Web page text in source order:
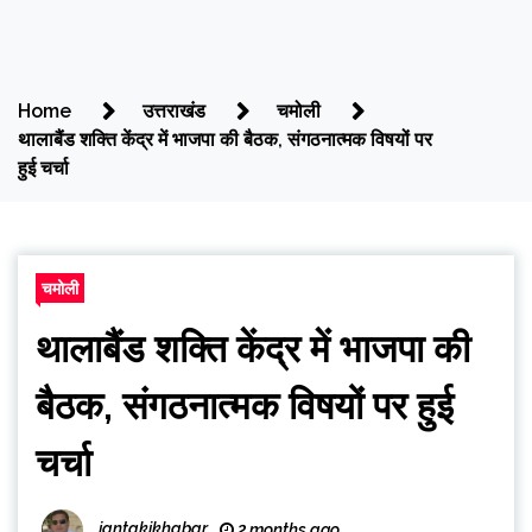
Home उत्तराखंड
चमोली
थालाबैंड शक्ति केंद्र में भाजपा की बैठक, संगठनात्मक विषयों पर
हुई चर्चा
चमोली
थालाबैंड शक्ति केंद्र में भाजपा की
बैठक, संगठनात्मक विषयों पर हुई
चर्चा